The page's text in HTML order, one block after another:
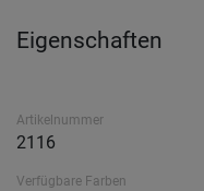
Eigenschaften
Artikelnummer
2116
Verfügbare Farben